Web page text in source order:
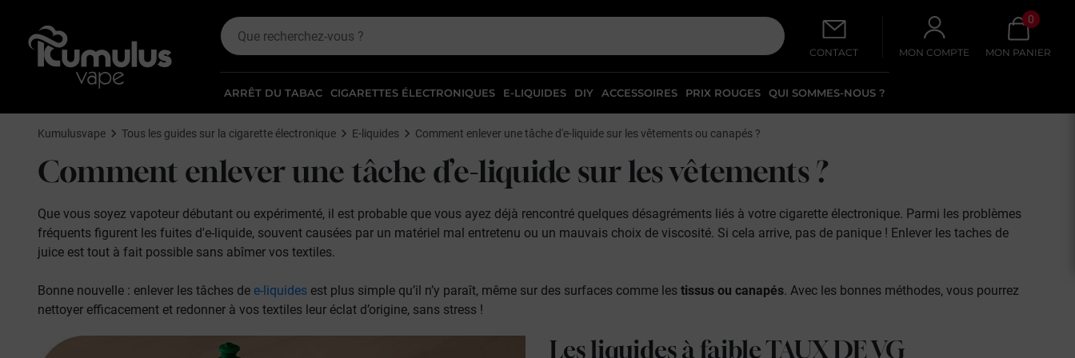
CONTACT
ARRÊT DU TABAC CIGARETTES ÉLECTRONIQUES E-LIQUIDES DIY ACCESSOIRES PRIX ROUGES QUI SOMMES-NOUS ?
MON COMPTE
0
MON PANIER
Kumulusvape Tous les guides sur la cigarette électronique E-liquides Comment enlever une tâche d'e-liquide sur les vêtements ou canapés ?
Comment enleverune tâche d’e-liquide sur les vêtements ?
Que vous soyez vapoteur débutant ou expérimenté, il est probable que vous ayez déjà rencontré quelques désagréments liés à votre cigarette électronique. Parmi les problèmes
fréquents figurent les fuites d'e-liquide, souvent causées par un matériel mal entretenu ou un mauvais choix de viscosité. Si cela arrive, pas de panique ! Enlever les taches de
juice est tout à fait possible sans abîmer vos textiles.
Bonne nouvelle : enlever les tâches de e-liquides est plus simple qu’il n’y paraît, même sur des surfaces comme les tissus ou canapés. Avec les bonnes méthodes, vous pourrez
nettoyer efficacement et redonner à vos textiles leur éclat d’origine, sans stress !
Les liquides à faibleTAUX DE VG